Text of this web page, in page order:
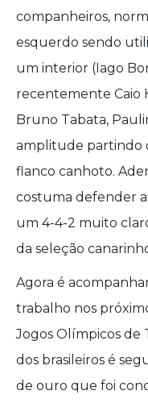
companheiros,
esquerdo sendo
um interior (Iago
recentemente Caio
Bruno Tabata,
amplitude partindo
flanco canhoto.
costuma defender
um 4-4-2 muito
da seleção
Agora é
trabalho nos
Jogos Olímpicos de
dos brasileiros é
de ouro que foi